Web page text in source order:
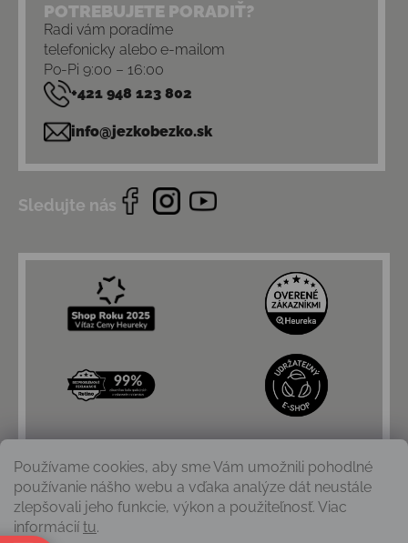
Používame cookies, aby sme Vám umožnili pohodlné
používanie nášho webu a vďaka analýze dát neustále
zlepšovali jeho funkcie, výkon a použiteľnosť. Viac
informácií tu.
POTREBUJETE PORADIŤ?
Radi vám poradíme
telefonicky alebo e-mailom
Po-Pi 9:00 – 16:00
+421 948 123 802
info@jezkobezko.sk
Sledujte nás